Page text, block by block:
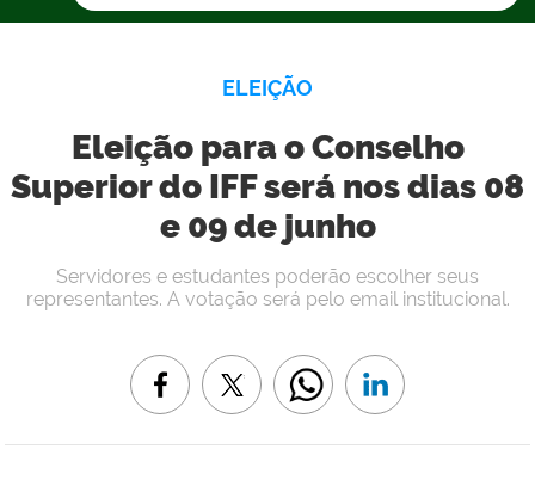
ELEIÇÃO
Eleição para o Conselho
Superior do IFF será nos dias 08
e 09 de junho
Servidores e estudantes poderão escolher seus
representantes. A votação será pelo email institucional.